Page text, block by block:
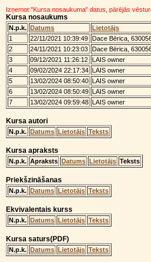
Izņemot "Kursa nosaukuma" datus, pārējās
Kursa nosaukums
N.p.k. Datums Lietotājs
1
22/11/2021 10:39:49 Dace Bērica,
2
24/11/2021 10:23:03 Dace Bērica,
3
09/12/2021 11:26:12 LAIS owner
4
09/02/2024 22:17:34 LAIS owner
5
13/02/2024 08:50:40 LAIS owner
6
13/02/2024 08:50:49 LAIS owner
7
13/02/2024 09:59:48 LAIS owner
Kursa autori
N.p.k. Datums Lietotājs Teksts
Kursa apraksts
N.p.k. Apraksts Datums Lietotājs Teksts
Priekšzināšanas
N.p.k. Datums Lietotājs Teksts
Ekvivalentais kurss
N.p.k. Datums Lietotājs Teksts
Kursa saturs(PDF)
N.p.k. Datums Lietotājs Teksts